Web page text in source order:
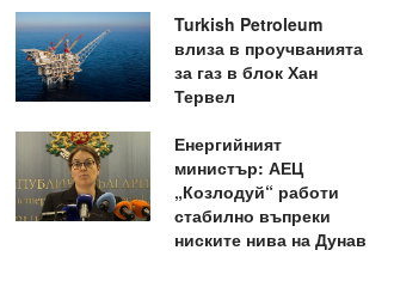
Turkish Petroleum
влиза в проучванията
за газ в блок Хан
Тервел
Енергийният
министър: АЕЦ
„Козлодуй“ работи
стабилно въпреки
ниските нива на Дунав